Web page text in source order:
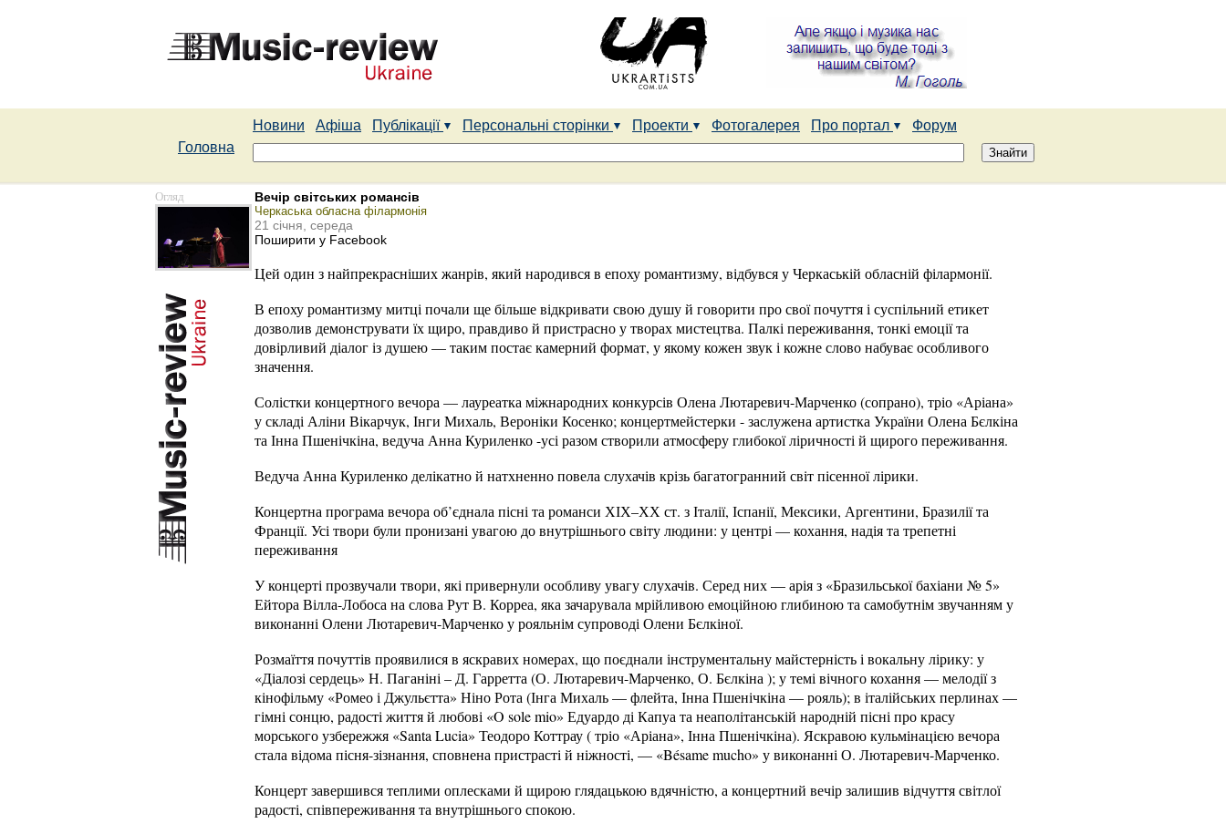
Новини Афіша Публікації Персональні сторінки Проекти Фотогалерея Про портал
Форум
Головна
Огляд Вечір світських романсів
Черкаська обласна філармонія
21 січня, середа
Поширити у Facebook
Цей один з найпрекрасніших жанрів, який народився в епоху романтизму, відбувся у Черкаській обласній філармонії.
В епоху романтизму митці почали ще більше відкривати свою душу й говорити про свої почуття і суспільний етикет
дозволив демонструвати їх щиро, правдиво й пристрасно у творах мистецтва. Палкі переживання, тонкі емоції та
довірливий діалог із душею — таким постає камерний формат, у якому кожен звук і кожне слово набуває особливого
значення.
Солістки концертного вечора — лауреатка міжнародних конкурсів Олена Лютаревич-Марченко (сопрано), тріо «Аріана»
у складі Аліни Вікарчук, Інги Михаль, Вероніки Косенко; концертмейстерки - заслужена артистка України Олена Бєлкіна
та Інна Пшенічкіна, ведуча Анна Куриленко -усі разом створили атмосферу глибокої ліричності й щирого переживання.
Ведуча Анна Куриленко делікатно й натхненно повела слухачів крізь багатогранний світ пісенної лірики.
Концертна програма вечора об’єднала пісні та романси ХІХ–ХХ ст. з Італії, Іспанії, Мексики, Аргентини, Бразилії та
Франції. Усі твори були пронизані увагою до внутрішнього світу людини: у центрі — кохання, надія та трепетні
переживання
У концерті прозвучали твори, які привернули особливу увагу слухачів. Серед них — арія з «Бразильської бахіани № 5»
Ейтора Вілла-Лобоса на слова Рут В. Корреа, яка зачарувала мрійливою емоційною глибиною та самобутнім звучанням у
виконанні Олени Лютаревич-Марченко у рояльнім супроводі Олени Бєлкіної.
Розмаїття почуттів проявилися в яскравих номерах, що поєднали інструментальну майстерність і вокальну лірику: у
«Діалозі сердець» Н. Паганіні – Д. Гарретта (О. Лютаревич-Марченко, О. Бєлкіна ); у темі вічного кохання — мелодії з
кінофільму «Ромео і Джульєтта» Ніно Рота (Інга Михаль — флейта, Інна Пшенічкіна — рояль); в італійських перлинах —
гімні сонцю, радості життя й любові «O sole mio» Едуардо ді Капуа та неаполітанській народній пісні про красу
морського узбережжя «Santa Lucia» Теодоро Коттрау ( тріо «Аріана», Інна Пшенічкіна). Яскравою кульмінацією вечора
стала відома пісня-зізнання, сповнена пристрасті й ніжності, — «Bésame mucho» у виконанні О. Лютаревич-Марченко.
Концерт завершився теплими оплесками й щирою глядацькою вдячністю, а концертний вечір залишив відчуття світлої
радості, співпереживання та внутрішнього спокою.